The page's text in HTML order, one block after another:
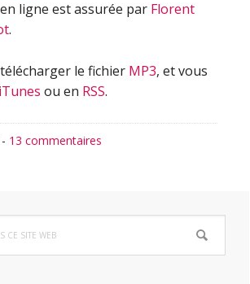
ligne est assurée par Florent
.
le fichier MP3, et vous
ou en RSS.
- 13 commentaires